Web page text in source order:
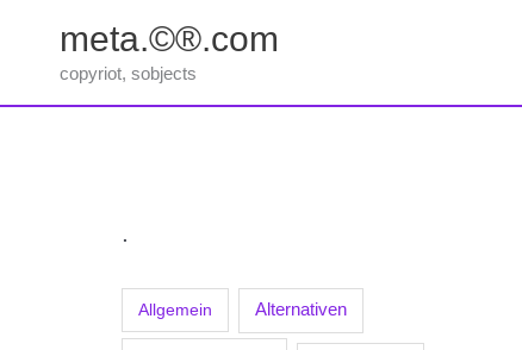
springen
meta.©®.com
copyriot, sobjects
.
Allgemein Alternativen